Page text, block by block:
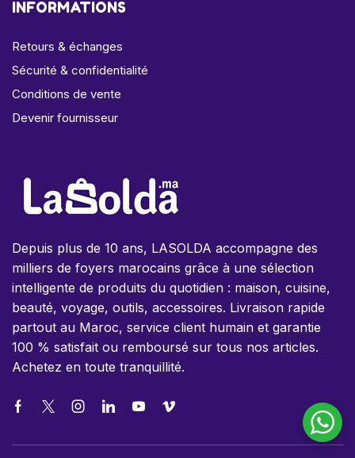
INFORMATIONS
Retours & échanges
Sécurité & confidentialité
Conditions de vente
Devenir fournisseur
Depuis plus de 10 ans, LASOLDA accompagne des
milliers de foyers marocains grâce à une sélection
intelligente de produits du quotidien : maison, cuisine,
beauté, voyage, outils, accessoires. Livraison rapide
partout au Maroc, service client humain et garantie
100 % satisfait ou remboursé sur tous nos articles.
Achetez en toute tranquillité.